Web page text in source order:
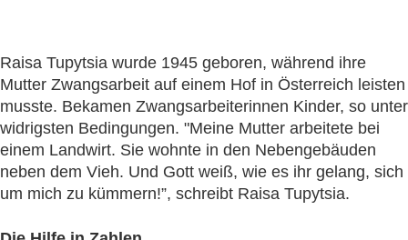
Raisa Tupytsia wurde 1945 geboren, während ihre
Mutter Zwangsarbeit auf einem Hof in Österreich leisten
musste. Bekamen Zwangsarbeiterinnen Kinder, so unter
widrigsten Bedingungen. "Meine Mutter arbeitete bei
einem Landwirt. Sie wohnte in den Nebengebäuden
neben dem Vieh. Und Gott weiß, wie es ihr gelang, sich
um mich zu kümmern!”, schreibt Raisa Tupytsia.